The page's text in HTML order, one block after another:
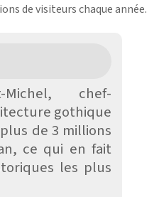
de visiteurs chaque année.
Michel, chef-
gothique
de 3 millions
ce qui en fait
les plus